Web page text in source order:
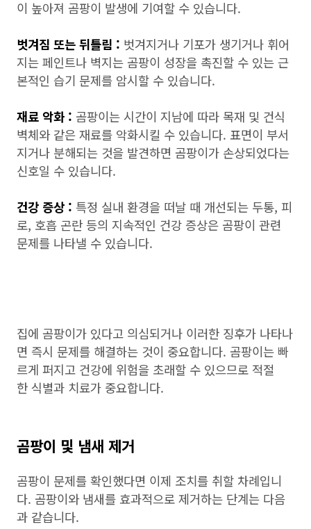
이 높아져 곰팡이 발생에 기여할 수 있습니다.
벗겨짐 또는 뒤틀림 : 벗겨지거나 기포가 생기거나 휘어
지는 페인트나 벽지는 곰팡이 성장을 촉진할 수 있는 근
본적인 습기 문제를 암시할 수 있습니다.
재료 악화 : 곰팡이는 시간이 지남에 따라 목재 및 건식
벽체와 같은 재료를 악화시킬 수 있습니다. 표면이 부서
지거나 분해되는 것을 발견하면 곰팡이가 손상되었다는
신호일 수 있습니다.
건강 증상 : 특정 실내 환경을 떠날 때 개선되는 두통, 피
로, 호흡 곤란 등의 지속적인 건강 증상은 곰팡이 관련
문제를 나타낼 수 있습니다.
집에 곰팡이가 있다고 의심되거나 이러한 징후가 나타나
면 즉시 문제를 해결하는 것이 중요합니다. 곰팡이는 빠
르게 퍼지고 건강에 위험을 초래할 수 있으므로 적절
한 식별과 치료가 중요합니다.
곰팡이 및 냄새 제거
곰팡이 문제를 확인했다면 이제 조치를 취할 차례입니
다. 곰팡이와 냄새를 효과적으로 제거하는 단계는 다음
과 같습니다.